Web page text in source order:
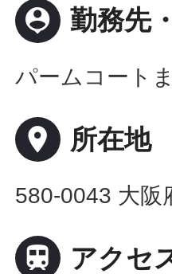
person_pin 勤務先
パームコート
place 所在地
580-0043 大阪
 アクセ